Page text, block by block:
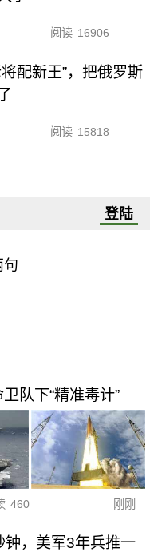
阅读 16906
配新王”，把俄罗斯
阅读 15818
登陆
句
队下“精准毒计”
460 刚刚
钟，美军3年兵推一